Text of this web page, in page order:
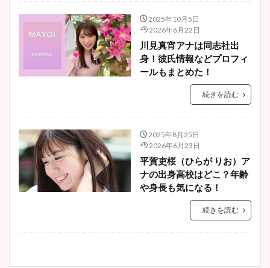
2025年10月5日
2026年6月22日
川見真宵アナは同志社出
身！彼氏情報などプロフィ
ールもまとめた！
続きを読む
2025年8月25日
2026年6月23日
平賀吏桜（ひらが りお）ア
ナの出身高校はどこ？年齢
や身長も気になる！
続きを読む